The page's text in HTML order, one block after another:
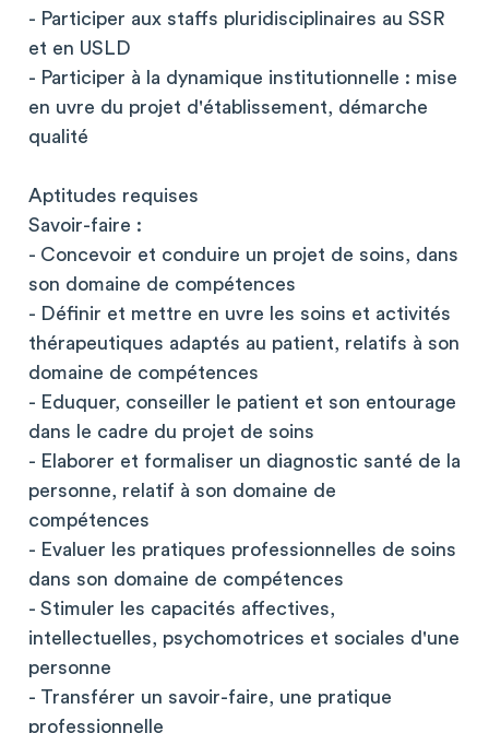
- Participer aux staffs pluridisciplinaires au SSR
et en USLD
- Participer à la dynamique institutionnelle : mise
en uvre du projet d'établissement, démarche
qualité
Aptitudes requises
Savoir-faire :
- Concevoir et conduire un projet de soins, dans
son domaine de compétences
- Définir et mettre en uvre les soins et activités
thérapeutiques adaptés au patient, relatifs à son
domaine de compétences
- Eduquer, conseiller le patient et son entourage
dans le cadre du projet de soins
- Elaborer et formaliser un diagnostic santé de la
personne, relatif à son domaine de
compétences
- Evaluer les pratiques professionnelles de soins
dans son domaine de compétences
- Stimuler les capacités affectives,
intellectuelles, psychomotrices et sociales d'une
personne
- Transférer un savoir-faire, une pratique
professionnelle